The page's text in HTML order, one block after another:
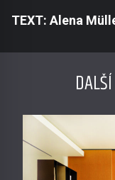
TEXT: Alena